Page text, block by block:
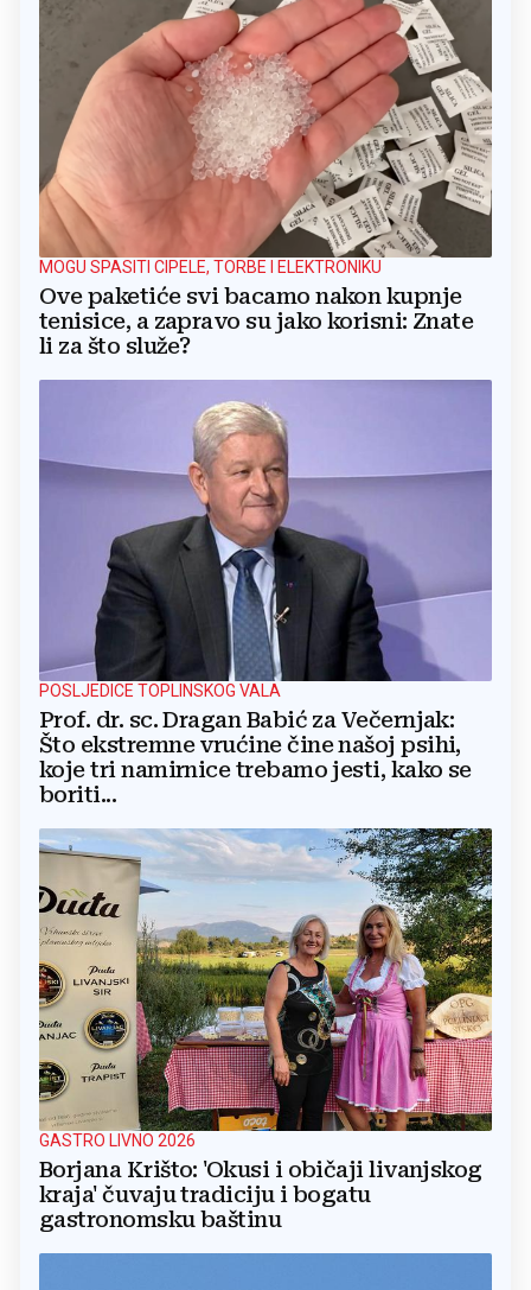
MOGU SPASITI CIPELE, TORBE I ELEKTRONIKU
Ove paketiće svi bacamo nakon kupnje
tenisice, a zapravo su jako korisni: Znate
li za što služe?
POSLJEDICE TOPLINSKOG VALA
Prof. dr. sc. Dragan Babić za Večernjak:
Što ekstremne vrućine čine našoj psihi,
koje tri namirnice trebamo jesti, kako se
boriti...
GASTRO LIVNO 2026
Borjana Krišto: 'Okusi i običaji livanjskog
kraja' čuvaju tradiciju i bogatu
gastronomsku baštinu